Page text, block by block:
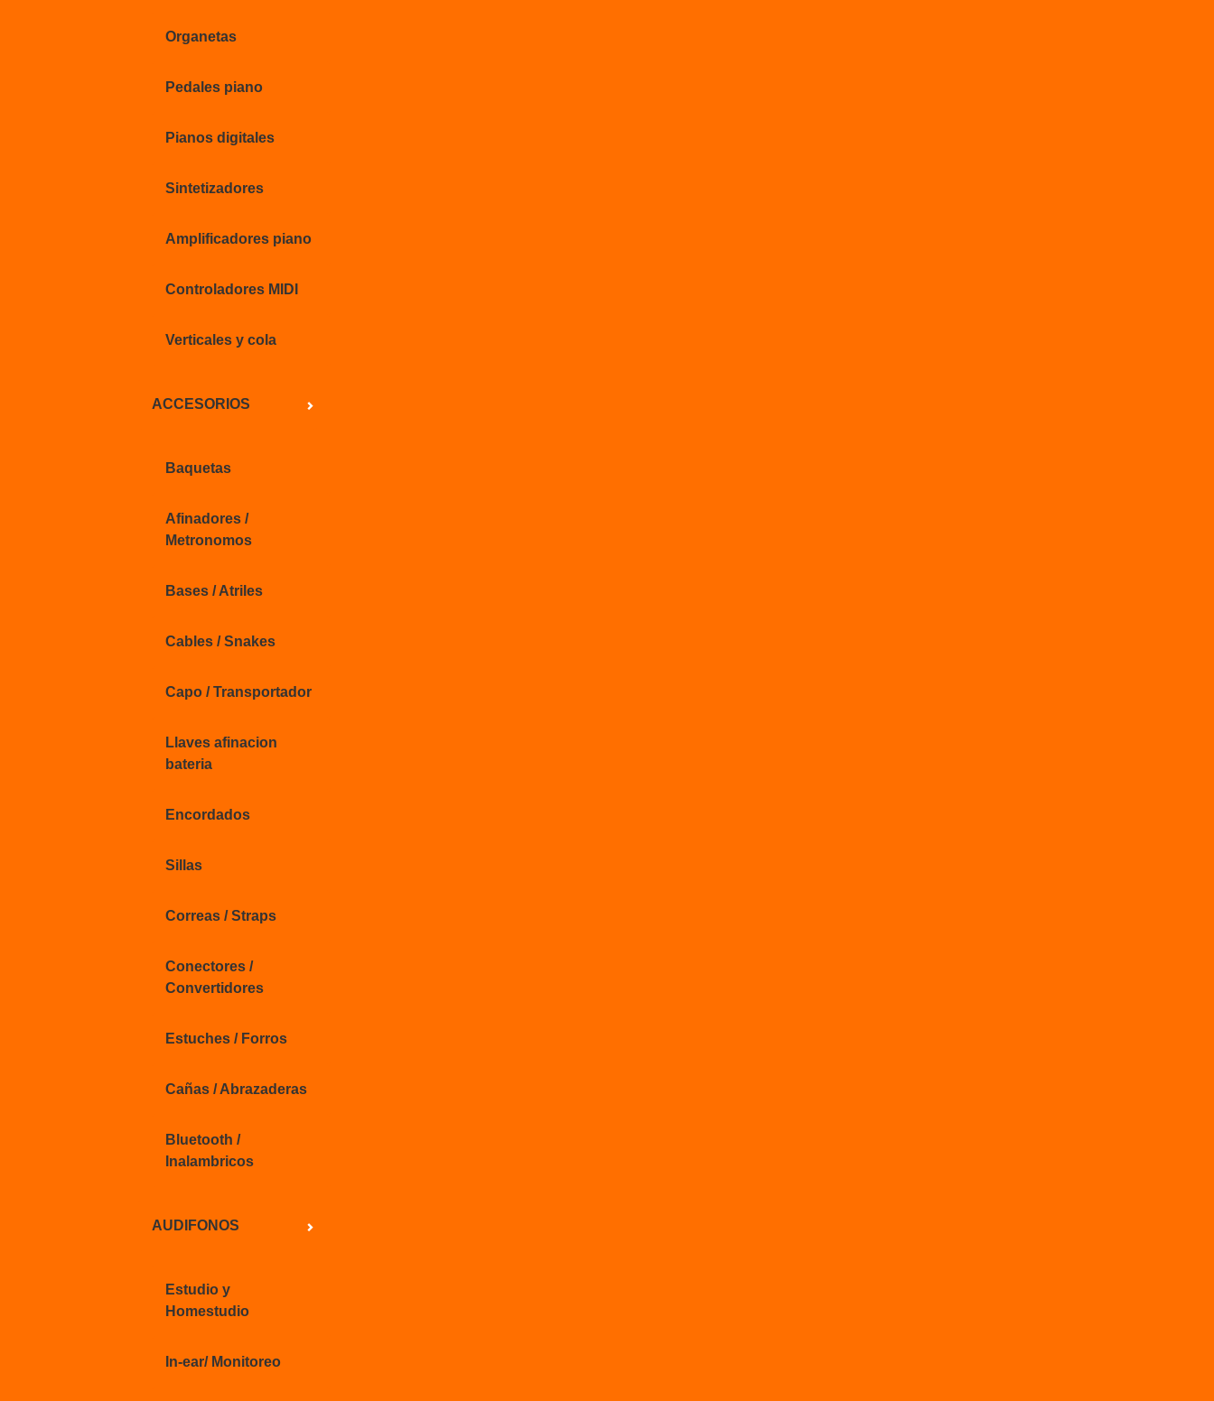
Organetas
Pedales piano
Pianos digitales
Sintetizadores
Amplificadores piano
Controladores MIDI
Verticales y cola
ACCESORIOS
Baquetas
Afinadores /
Metronomos
Bases / Atriles
Cables / Snakes
Capo / Transportador
Llaves afinacion
bateria
Encordados
Sillas
Correas / Straps
Conectores /
Convertidores
Estuches / Forros
Cañas / Abrazaderas
Bluetooth /
Inalambricos
AUDIFONOS
Estudio y
Homestudio
In-ear/ Monitoreo